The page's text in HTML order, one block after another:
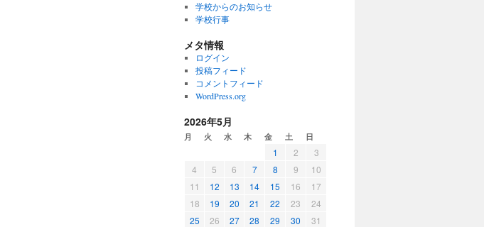
学校からのお知らせ
学校行事
メタ情報
ログイン
投稿フィード
コメントフィード
WordPress.org
2026年5月
月 火 水 木 金 土 日
1 2
3
4
5 6 7 8 9
10
11
12 13 14 15 16
17
18
19 20 21 22 23
24
25
26 27 28 29 30
31